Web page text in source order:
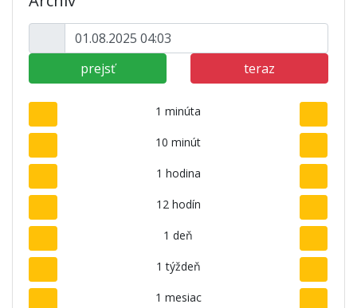
prejsť teraz
1 minúta
10 minút
1 hodina
12 hodín
1 deň
1 týždeň
1 mesiac